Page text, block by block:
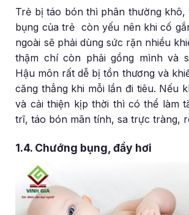
Trẻ bị táo bón thì phân thường khô,
bụng của trẻ còn yếu nên khi cố
ngoài sẽ phải dùng sức rặn nhiều
thậm chí còn phải gồng mình và
Hậu môn rất dễ bị tổn thương và
căng thẳng khi mỗi lần đi tiêu. Nếu
và cải thiện kịp thời thì có thể làm
trĩ, táo bón mãn tính, sa trực tràng,
1.4. Chướng bụng, đầy hơi